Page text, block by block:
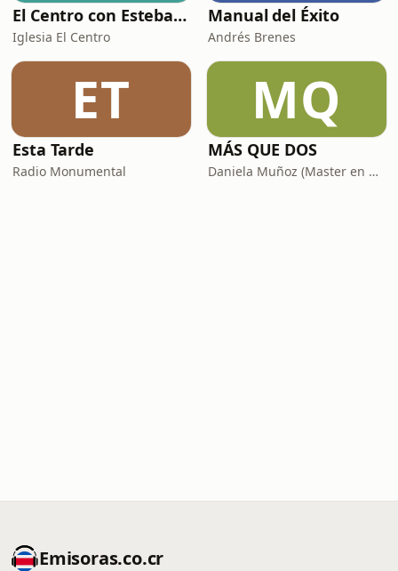
El Centro con Esteban Solís
Iglesia El Centro
Manual del Éxito
Andrés Brenes
ET
Esta Tarde
Radio Monumental
MQ
MÁS QUE DOS
Daniela Muñoz (Master en Neurociencias e IE) y Chris Campos (Organizador Profesional de Espacios)
Emisoras.co.cr